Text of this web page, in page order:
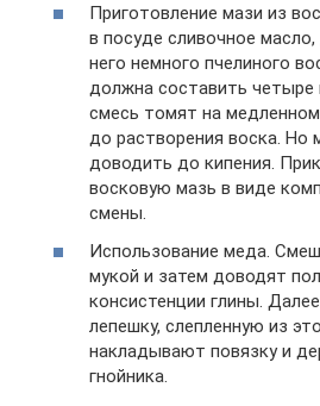
Приготовление мази из
в посуде сливочное
него немного пчелиного
должна составить
смесь томят на
до растворения воска. Но
доводить до кипения.
восковую мазь в виде
смены.
Использование меда.
мукой и затем доводят
консистенции глины.
лепешку, слепленную из
накладывают повязку и
гнойника.